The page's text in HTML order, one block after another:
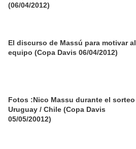
(06/04/2012)
El discurso de Massú para motivar al
equipo (Copa Davis 06/04/2012)
Fotos :Nico Massu durante el sorteo
Uruguay / Chile (Copa Davis
05/05/20012)